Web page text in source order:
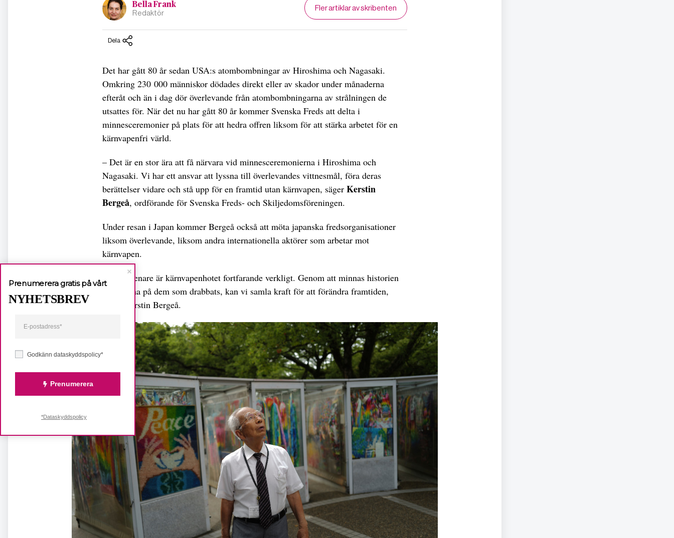
Bella Frank
Redaktör
Fler artiklar av skribenten
Dela
Det har gått 80 år sedan USA:s atombombningar av Hiroshima och Nagasaki.
Omkring 230 000 människor dödades direkt eller av skador under månaderna
efteråt och än i dag dör överlevande från atombombningarna av strålningen de
utsattes för. När det nu har gått 80 år kommer Svenska Freds att delta i
minnesceremonier på plats för att hedra offren liksom för att stärka arbetet för en
kärnvapenfri värld.
– Det är en stor ära att få närvara vid minnesceremonierna i Hiroshima och
Nagasaki. Vi har ett ansvar att lyssna till överlevandes vittnesmål, föra deras
berättelser vidare och stå upp för en framtid utan kärnvapen, säger Kerstin
Bergeå, ordförande för Svenska Freds- och Skiljedomsföreningen.
Under resan i Japan kommer Bergeå också att möta japanska fredsorganisationer
liksom överlevande, liksom andra internationella aktörer som arbetar mot
kärnvapen.
– 80 år senare är kärnvapenhotet fortfarande verkligt. Genom att minnas historien
och lyssna på dem som drabbats, kan vi samla kraft för att förändra framtiden,
säger Kerstin Bergeå.
Godkänn dataskyddspolicy*
Prenumerera
Prenumerera gratis på vårt
NYHETSBREV
*Dataskyddspolicy